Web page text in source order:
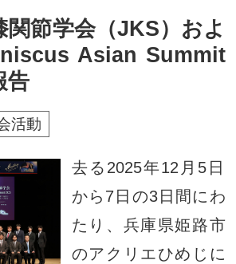
関節学会（JKS）およ
Asian Summit
告
活動
去る2025年12月5日
から7日の3日間にわ
たり、兵庫県姫路市
のアクリエひめじに